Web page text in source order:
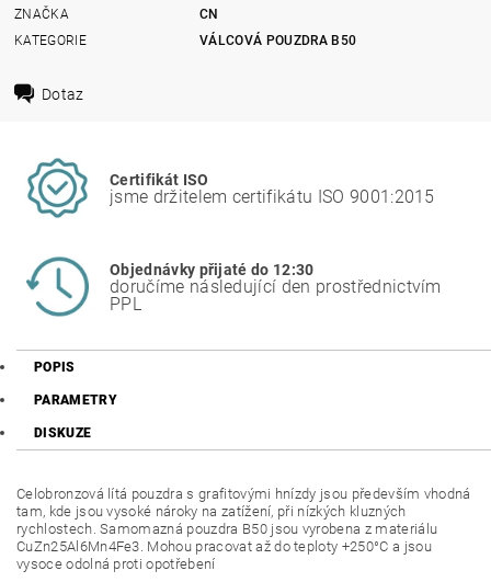
ZNAČKA
CN
KATEGORIE
VÁLCOVÁ POUZDRA B50
Dotaz
Certifikát ISO
jsme držitelem certifikátu ISO 9001:2015
Objednávky přijaté do 12:30
doručíme následující den prostřednictvím
PPL
POPIS
PARAMETRY
DISKUZE
Celobronzová lítá pouzdra s grafitovými hnízdy jsou především vhodná
tam, kde jsou vysoké nároky na zatížení, při nízkých kluzných
rychlostech. Samomazná pouzdra B50 jsou vyrobena z materiálu
CuZn25Al6Mn4Fe3. Mohou pracovat až do teploty +250°C a jsou
vysoce odolná proti opotřebení